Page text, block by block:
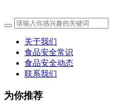
关于我们
食品安全常识
食品安全动态
联系我们
为你推荐